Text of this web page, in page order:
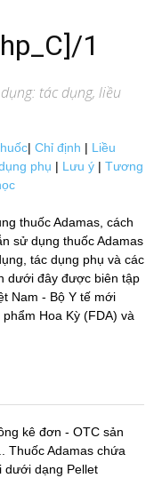
1
tác dụng, liều
| Chỉ định | Liều
phụ | Lưu ý | Tương
thuốc Adamas, cách
sử dụng thuốc Adamas
tác dụng phụ và các
dưới đây được biên tập
Nam - Bộ Y tế mới
Hoa Kỳ (FDA) và
kê đơn - OTC sản
Thuốc Adamas chứa
dưới dạng Pellet